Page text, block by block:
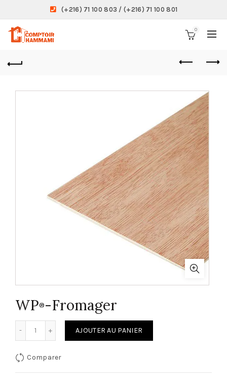
(+216) 71 100 803 / (+216) 71 100 801
0
WP® -Fromager
AJOUTER AU PANIER
Comparer